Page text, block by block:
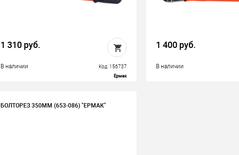
1 310 руб.
В наличии Код: 156737
Ермак
1 400 руб.
В наличии
БОЛТОРЕЗ 350ММ (653-086) "ЕРМАК"